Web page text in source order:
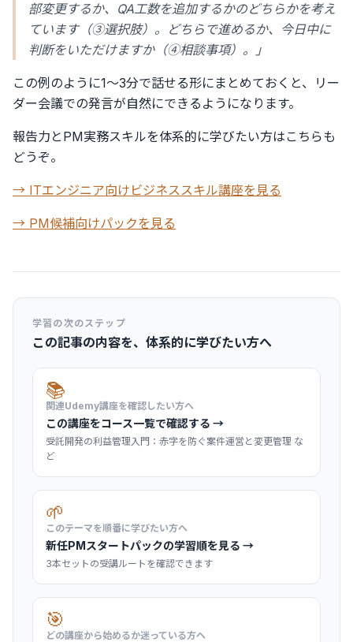
部変更するか、QA工数を追加するかのどちらかを考え
ています（③選択肢）。どちらで進めるか、今日中に
判断をいただけますか（④相談事項）。」
この例のように1〜3分で話せる形にまとめておくと、リー
ダー会議での発言が自然にできるようになります。
報告力とPM実務スキルを体系的に学びたい方はこちらも
どうぞ。
→ ITエンジニア向けビジネススキル講座を見る
→ PM候補向けパックを見る
学習の次のステップ
この記事の内容を、体系的に学びたい方へ
📚
関連Udemy講座を確認したい方へ
この講座をコース一覧で確認する →
受託開発の利益管理入門：赤字を防ぐ案件運営と変更管理 な
ど
🌱
このテーマを順番に学びたい方へ
新任PMスタートパックの学習順を見る →
3本セットの受講ルートを確認できます
🎯
どの講座から始めるか迷っている方へ